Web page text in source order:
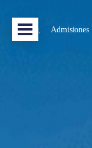
Admisiones